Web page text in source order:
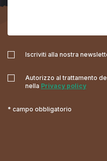
Iscriviti alla nostra
Autorizzo al trattamento
nella Privacy policy
* campo obbligatorio